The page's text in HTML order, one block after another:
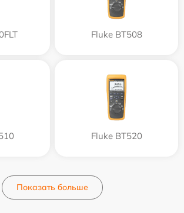
Fluke BT508
Fluke BT520
Показать больше